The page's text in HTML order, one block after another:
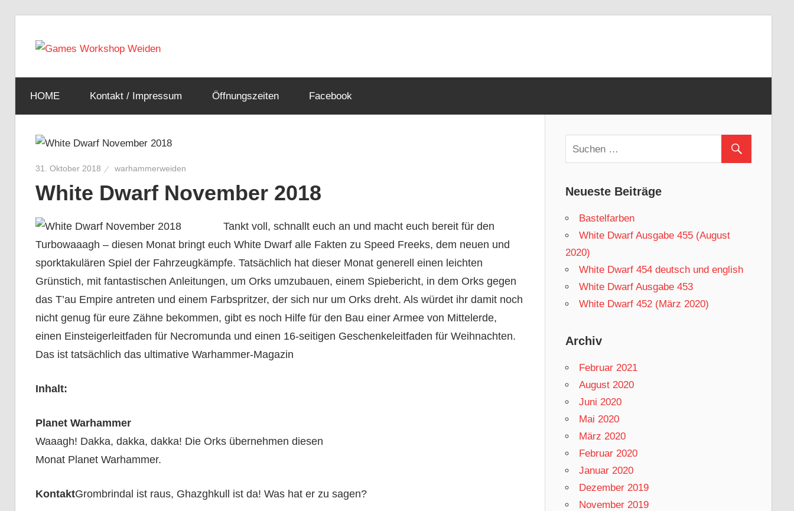
Inhalt
Weiden
Tabletop
Spiele
Shop
Games
Workshop
Laden
Weiden
HOME Kontakt / Impressum Öffnungszeiten Facebook
31. Oktober 2018 warhammerweiden
White Dwarf November 2018
Tankt voll, schnallt euch an und macht euch bereit für den
Turbowaaagh – diesen Monat bringt euch White Dwarf alle Fakten zu Speed Freeks, dem neuen und
sporktakulären Spiel der Fahrzeugkämpfe. Tatsächlich hat dieser Monat generell einen leichten
Grünstich, mit fantastischen Anleitungen, um Orks umzubauen, einem Spiebericht, in dem Orks gegen
das T’au Empire antreten und einem Farbspritzer, der sich nur um Orks dreht. Als würdet ihr damit noch
nicht genug für eure Zähne bekommen, gibt es noch Hilfe für den Bau einer Armee von Mittelerde,
einen Einsteigerleitfaden für Necromunda und einen 16-seitigen Geschenkeleitfaden für Weihnachten.
Das ist tatsächlich das ultimative Warhammer-Magazin
Inhalt:
Planet Warhammer
Waaagh! Dakka, dakka, dakka! Die Orks übernehmen diesen
Monat Planet Warhammer.
KontaktGrombrindal ist raus, Ghazghkull ist da! Was hat er zu sagen?
Neueste Beiträge
Bastelfarben
White Dwarf Ausgabe 455 (August
2020)
White Dwarf 454 deutsch und english
White Dwarf Ausgabe 453
White Dwarf 452 (März 2020)
Archiv
Februar 2021
August 2020
Juni 2020
Mai 2020
März 2020
Februar 2020
Januar 2020
Dezember 2019
November 2019